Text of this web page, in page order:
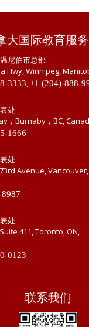
大国际教育服
尼伯市总部
Hwy, Winnipeg,
3333,+1 (204)-888-
处
，Burnaby，BC,
1666
处
Avenue,
处
411, Toronto, ON,
0123
联系我们